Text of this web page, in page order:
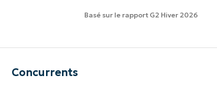
Basé sur le rapport G2 Hiver 2026
Concurrents